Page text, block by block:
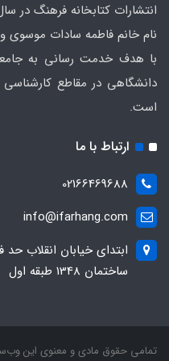
نام خانم فاطمه سادات موسوی
با هدف خدمت رسانی به
دانشگاهی در مقاطع کارشناسی
است.
ارتباط با ما
02166469688
info@ifarhang.com
ساختمان 1348 طبقه اول
تمامی حقوق مادی و معنوی این